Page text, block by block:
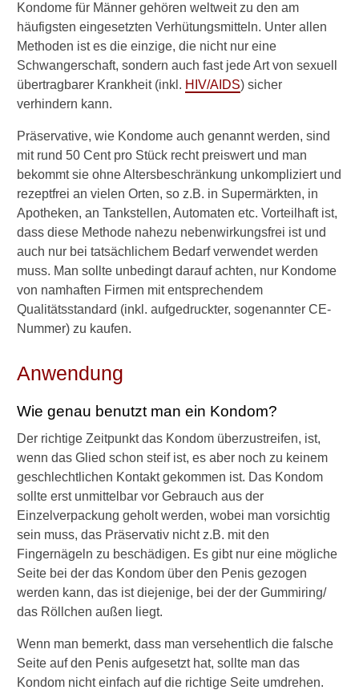
Kondome für Männer gehören weltweit zu den am
häufigsten eingesetzten Verhütungsmitteln. Unter allen
Methoden ist es die einzige, die nicht nur eine
Schwangerschaft, sondern auch fast jede Art von sexuell
übertragbarer Krankheit (inkl. HIV/AIDS) sicher
verhindern kann.
Präservative, wie Kondome auch genannt werden, sind
mit rund 50 Cent pro Stück recht preiswert und man
bekommt sie ohne Altersbeschränkung unkompliziert und
rezeptfrei an vielen Orten, so z.B. in Supermärkten, in
Apotheken, an Tankstellen, Automaten etc. Vorteilhaft ist,
dass diese Methode nahezu nebenwirkungsfrei ist und
auch nur bei tatsächlichem Bedarf verwendet werden
muss. Man sollte unbedingt darauf achten, nur Kondome
von namhaften Firmen mit entsprechendem
Qualitätsstandard (inkl. aufgedruckter, sogenannter CE-
Nummer) zu kaufen.
Anwendung
Wie genau benutzt man ein Kondom?
Der richtige Zeitpunkt das Kondom überzustreifen, ist,
wenn das Glied schon steif ist, es aber noch zu keinem
geschlechtlichen Kontakt gekommen ist. Das Kondom
sollte erst unmittelbar vor Gebrauch aus der
Einzelverpackung geholt werden, wobei man vorsichtig
sein muss, das Präservativ nicht z.B. mit den
Fingernägeln zu beschädigen. Es gibt nur eine mögliche
Seite bei der das Kondom über den Penis gezogen
werden kann, das ist diejenige, bei der der Gummiring/
das Röllchen außen liegt.
Wenn man bemerkt, dass man versehentlich die falsche
Seite auf den Penis aufgesetzt hat, sollte man das
Kondom nicht einfach auf die richtige Seite umdrehen.
Sicherheit
Wichtige Hinweise
Kondom für die Frau
Die Pille danach
Verwandte Beiträge
W
e
l
c
h
e
n
c
h
t
z
b
i
e
t
e
K
o
n
d
o
e
V